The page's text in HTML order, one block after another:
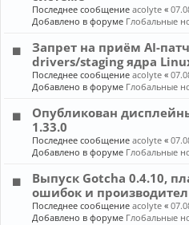
Последнее сообщениеacolyte «
Добавлено в форуме Глобальные
Запрет на приём AI-
drivers/staging ядра
Последнее сообщениеacolyte «
Добавлено в форуме Глобальные
Опубликован
1.33.0
Последнее сообщениеacolyte «
Добавлено в форуме Глобальные
Выпуск Gotcha 0.4.10,
ошибок и
Последнее сообщениеacolyte «
Добавлено в форуме Глобальные